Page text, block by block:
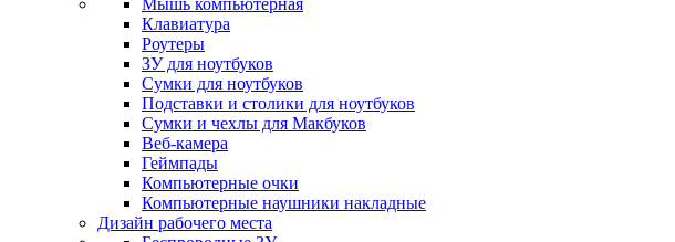
Мышь компьютерная
Клавиатура
Роутеры
ЗУ для ноутбуков
Сумки для ноутбуков
Подставки и столики для ноутбуков
Сумки и чехлы для Макбуков
Веб-камера
Геймпады
Компьютерные очки
Компьютерные наушники накладные
Дизайн рабочего места